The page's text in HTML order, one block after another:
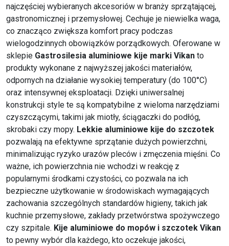
najczęściej wybieranych akcesoriów w branży sprzątającej,
gastronomicznej i przemysłowej. Cechuje je niewielka waga,
co znacząco zwiększa komfort pracy podczas
wielogodzinnych obowiązków porządkowych. Oferowane w
sklepie Gastrosilesia aluminiowe kije marki Vikan to
produkty wykonane z najwyższej jakości materiałów,
odpornych na działanie wysokiej temperatury (do 100°C)
oraz intensywnej eksploatacji. Dzięki uniwersalnej
konstrukcji style te są kompatybilne z wieloma narzędziami
czyszczącymi, takimi jak miotły, ściągaczki do podłóg,
skrobaki czy mopy. Lekkie aluminiowe kije do szczotek
pozwalają na efektywne sprzątanie dużych powierzchni,
minimalizując ryzyko urazów pleców i zmęczenia mięśni. Co
ważne, ich powierzchnia nie wchodzi w reakcję z
popularnymi środkami czystości, co pozwala na ich
bezpieczne użytkowanie w środowiskach wymagających
zachowania szczególnych standardów higieny, takich jak
kuchnie przemysłowe, zakłady przetwórstwa spożywczego
czy szpitale. Kije aluminiowe do mopów i szczotek Vikan
to pewny wybór dla każdego, kto oczekuje jakości,